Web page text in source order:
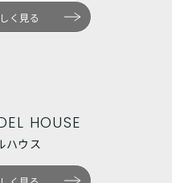
く見る
HOUSE
ハウス